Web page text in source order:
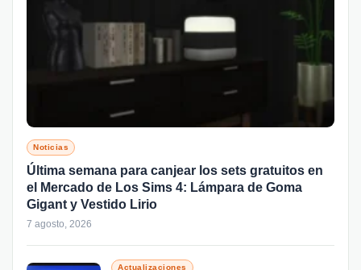
Noticias
Última semana para canjear los sets gratuitos en
el Mercado de Los Sims 4: Lámpara de Goma
Gigant y Vestido Lirio
7 agosto, 2026
Actualizaciones